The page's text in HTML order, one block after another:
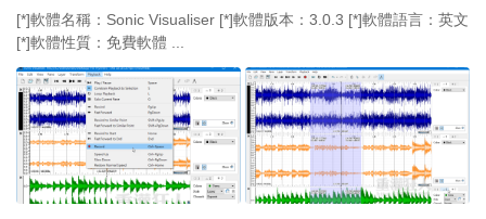
[*]軟體名稱：Sonic Visualiser [*]軟體版本：3.0.3 [*]軟體語言：英文
[*]軟體性質：免費軟體 ...